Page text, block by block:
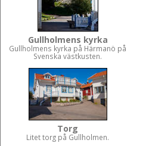
Gullholmens kyrka
Gullholmens kyrka på Härmanö på
Svenska västkusten.
Torg
Litet torg på Gullholmen.